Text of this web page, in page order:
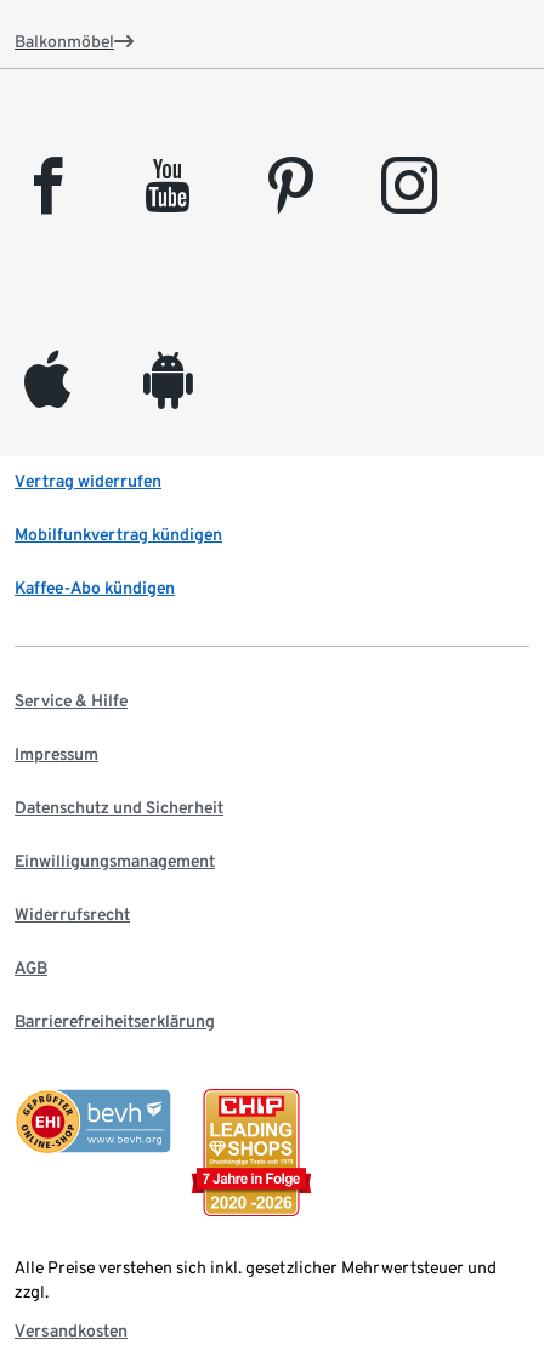
Balkonmöbel
facebook youtube pinterest instagram
appleinc android
Vertrag widerrufen
Mobilfunkvertrag kündigen
Kaffee-Abo kündigen
Service & Hilfe
Impressum
Datenschutz und Sicherheit
Einwilligungsmanagement
Widerrufsrecht
AGB
Barrierefreiheitserklärung
Alle Preise verstehen sich inkl. gesetzlicher Mehrwertsteuer und
zzgl.
Versandkosten